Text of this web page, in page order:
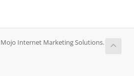
Internet Marketing Solutions.